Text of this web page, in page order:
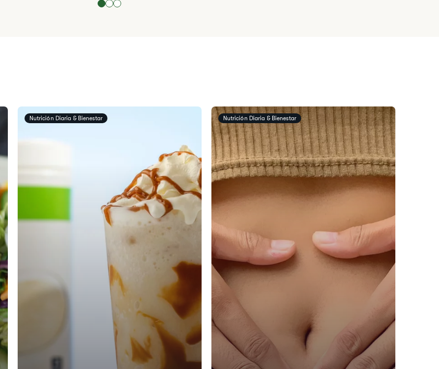
​​Nutrición Diaria & Bienestar​ ​​Nutrición Diaria & Bienestar​